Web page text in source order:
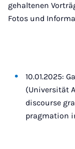
gehaltenen
Fotos und
10.01.2025:
(Universität
discourse
pragmation